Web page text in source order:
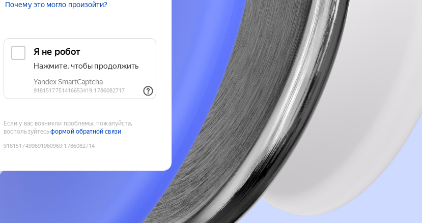
Почему это могло произойти?
Если у вас возникли проблемы, пожалуйста,
воспользуйтесьформой обратной связи
9181517499691960960:1786082714